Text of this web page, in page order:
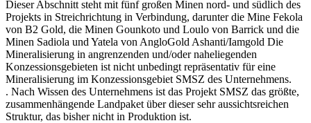
Dieser Abschnitt steht mit fünf großen Minen nord- und südlich des
Projekts in Streichrichtung in Verbindung, darunter die Mine Fekola
von B2 Gold, die Minen Gounkoto und Loulo von Barrick und die
Minen Sadiola und Yatela von AngloGold Ashanti/Iamgold Die
Mineralisierung in angrenzenden und/oder naheliegenden
Konzessionsgebieten ist nicht unbedingt repräsentativ für eine
Mineralisierung im Konzessionsgebiet SMSZ des Unternehmens.
. Nach Wissen des Unternehmens ist das Projekt SMSZ das größte,
zusammenhängende Landpaket über dieser sehr aussichtsreichen
Struktur, das bisher nicht in Produktion ist.